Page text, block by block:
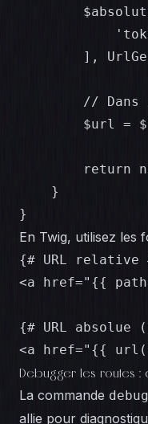
],
// Dans
$url =
return
    }
}
En Twig, utilisez les
{# URL relative
<a href="{{
{# URL absolue
<a href="{{
Debugger les routes :
La commande
allie pour